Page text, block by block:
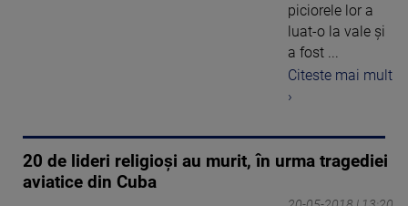
piciorele lor a
luat-o la vale şi
a fost ...
Citeste mai mult
›
20 de lideri religioși au murit, în urma tragediei
aviatice din Cuba